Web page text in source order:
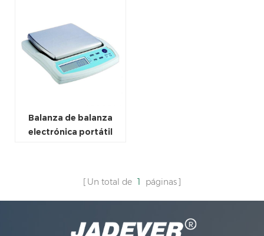
Balanza de balanza
electrónica portátil
Un total de 1 páginas